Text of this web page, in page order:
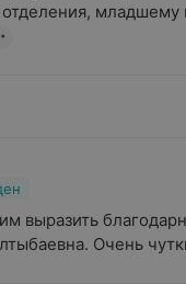
младшему
выразить
Очень